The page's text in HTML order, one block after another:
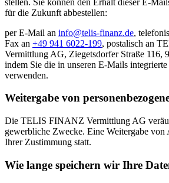
für die Zukunft abbestellen:
per E-Mail an info@telis-finanz.de,
Fax an +49 941 6022-199, postalisch an
Vermittlung AG, Ziegetsdorfer Straße 116,
indem Sie die in unseren E-Mails
verwenden.
Weitergabe von
Die TELIS FINANZ Vermittlung AG
gewerbliche Zwecke. Eine Weitergabe von
Ihrer Zustimmung statt.
Wie lange speichern wir Ihre